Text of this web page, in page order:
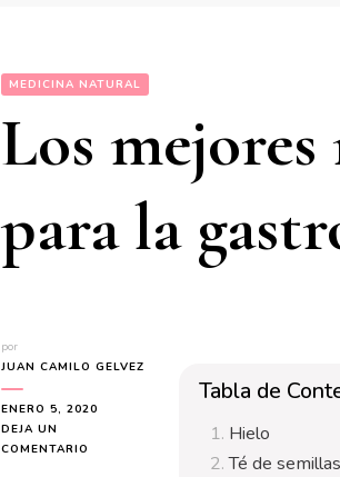
MEDICINA NATURAL
Los
para la
por
JUAN CAMILO GELVEZ
ENERO 5, 2020
DEJA UN
COMENTARIO
Tabla de
Hielo
Té de